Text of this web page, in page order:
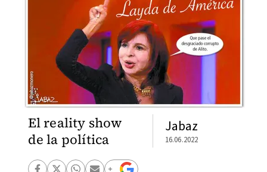
El reality show
de la política
Jabaz
16.06.2022